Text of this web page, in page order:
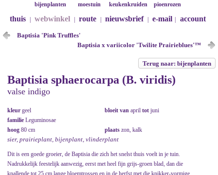
bijenplanten moestuin keukenkruiden pioenrozen
thuis webwinkel route nieuwsbrief e-mail account
Baptisia 'Pink Truffles'
Baptisia x variicolor 'Twilite Prairieblues'™
Terug naar: bijenplanten
Baptisia sphaerocarpa (B. viridis)
valse indigo
kleur geel bloeit van april tot juni
familie Leguminosae
hoog 80 cm plaats zon, kalk
sier, prairieplant, bijenplant, vlinderplant
Dit is een goede groeier, de Baptisia die zich het snelst thuis voelt in je tuin.
Nadrukkelijk feestelijk aanwezig, eerst met heel fijn grijs-groen blad, dan die
knallende tot 25 cm lange bloemtrossen en in de herfst met die knikker-vormige